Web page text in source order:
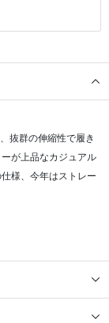
抜群の伸縮性で履き
が上品なカジュアル
様、今年はストレー